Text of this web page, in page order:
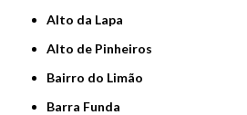
Alto da Lapa
Alto de Pinheiros
Bairro do Limão
Barra Funda